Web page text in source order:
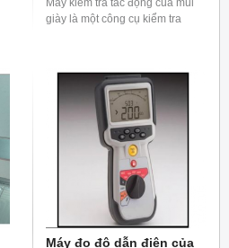
Máy kiểm tra tác động của mũi
giày là một công cụ kiểm tra
Máy đo độ dẫn điện của